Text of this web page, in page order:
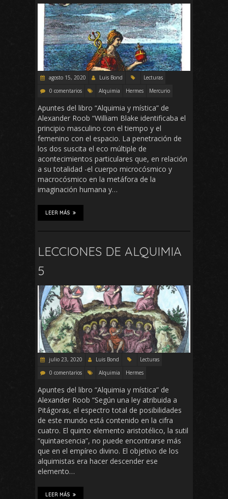
agosto 15, 2020 Luis Bond
Lecturas
0 comentarios
Alquimia Hermes Mercurio
Apuntes del libro “Alquimia y mística” de
Alexander Roob “William Blake identificaba el
principio masculino con el tiempo y el
femenino con el espacio. La penetración de
los dos suscita el eco múltiple de
acontecimientos particulares que, en relación
a su totalidad -el cuerpo microcósmico y
macrocósmico en la metáfora de la
imaginación humana y…
LEER MÁS
LECCIONES DE ALQUIMIA
5
julio 23, 2020 Luis Bond
Lecturas
0 comentarios
Alquimia Hermes
Apuntes del libro “Alquimia y mística” de
Alexander Roob “Según una ley atribuida a
Pitágoras, el espectro total de posibilidades
de este mundo está contenido en la cifra
cuatro. El quinto elemento aristotélico, la sutil
“quintaesencia”, no puede encontrarse más
que en el empíreo divino. El objetivo de los
alquimistas era hacer descender ese
elemento…
LEER MÁS